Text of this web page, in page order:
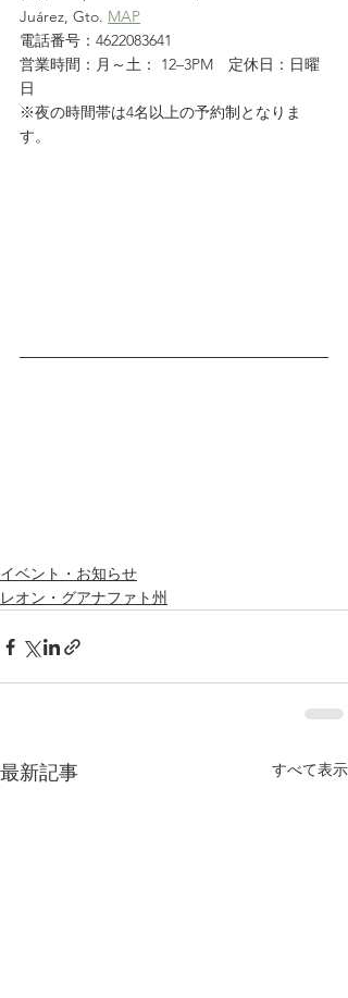
Juárez, Gto. MAP
電話番号：4622083641
営業時間：月～土： 12–3PM　定休日：日曜
日
※夜の時間帯は4名以上の予約制となりま
す。
イベント・お知らせ
レオン・グアナファト州
最新記事 すべて表示